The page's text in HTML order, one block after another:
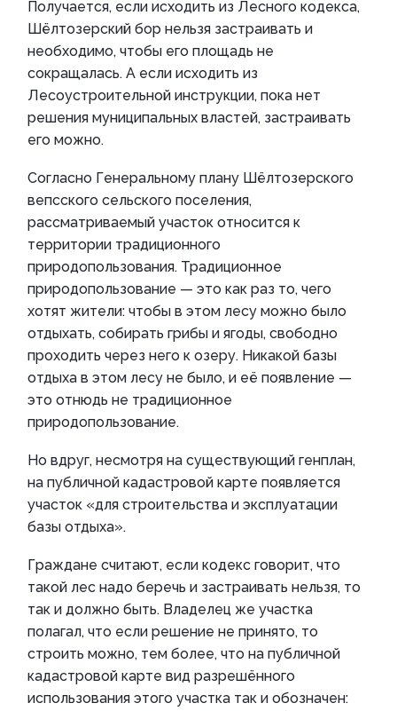
Получается, если исходить из Лесного кодекса,
Шёлтозерский бор нельзя застраивать и
необходимо, чтобы его площадь не
сокращалась. А если исходить из
Лесоустроительной инструкции, пока нет
решения муниципальных властей, застраивать
его можно.
Согласно Генеральному плану Шёлтозерского
вепсского сельского поселения,
рассматриваемый участок относится к
территории традиционного
природопользования. Традиционное
природопользование — это как раз то, чего
хотят жители: чтобы в этом лесу можно было
отдыхать, собирать грибы и ягоды, свободно
проходить через него к озеру. Никакой базы
отдыха в этом лесу не было, и её появление —
это отнюдь не традиционное
природопользование.
Но вдруг, несмотря на существующий генплан,
на публичной кадастровой карте появляется
участок «для строительства и эксплуатации
базы отдыха».
Граждане считают, если кодекс говорит, что
такой лес надо беречь и застраивать нельзя, то
так и должно быть. Владелец же участка
полагал, что если решение не принято, то
строить можно, тем более, что на публичной
кадастровой карте вид разрешённого
использования этого участка так и обозначен: